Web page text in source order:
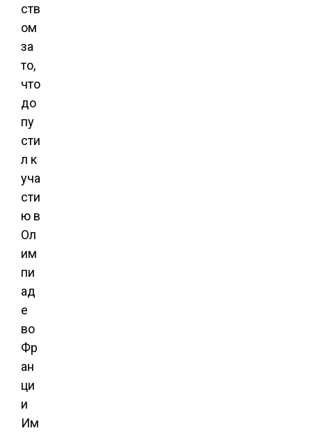
ств
ом
за
то,
что
до
пу
сти
л к
уча
сти
ю в
Ол
им
пи
ад
е
во
Фр
ан
ци
и
Им